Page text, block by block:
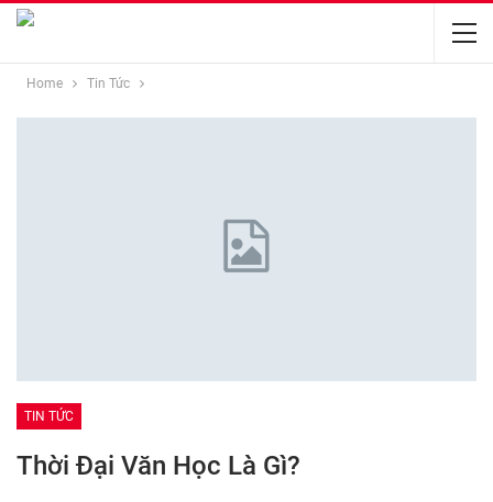
Home Tin Tức
TIN TỨC
Thời Đại Văn Học Là Gì?